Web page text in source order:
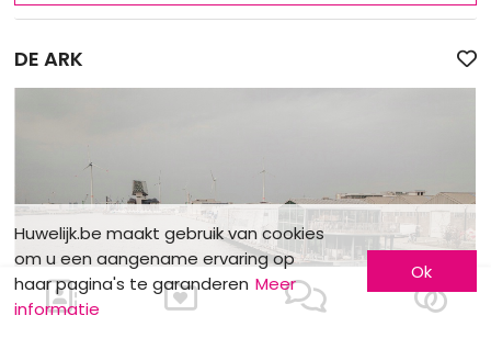
DE ARK
Huwelijk.be maakt gebruik van cookies
om u een aangename ervaring op
haar pagina's te garanderen Meer
informatie
Ok